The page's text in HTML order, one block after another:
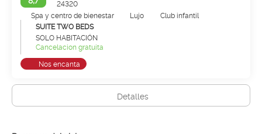
24320
Spa y centro de bienestar
Lujo
Club infantil
SUITE TWO BEDS
SOLO HABITACIÓN
Cancelacion gratuita
Nos encanta
Detalles